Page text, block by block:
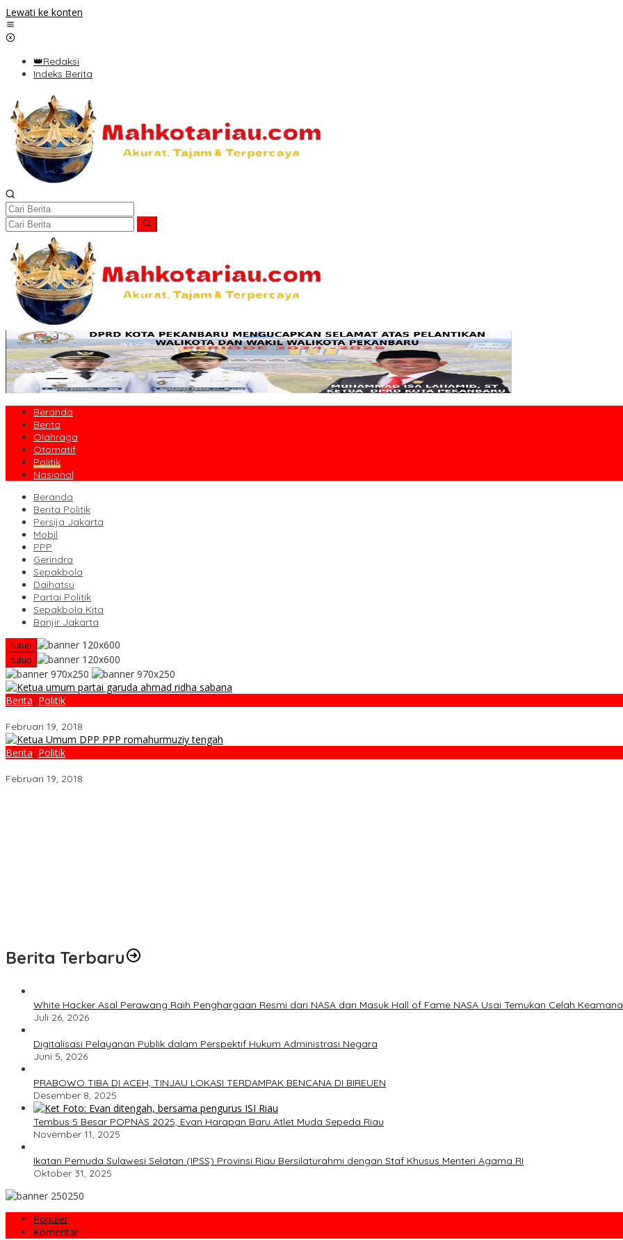
Lewati ke konten
👑Redaksi
Indeks Berita
Beranda
Berita
Olahraga
Otomatif
Politik
Nasional
Beranda
Berita Politik
Persija Jakarta
Mobil
PPP
Gerindra
Sepakbola
Daihatsu
Partai Politik
Sepakbola Kita
Banjir Jakarta
tutup
tutup
Berita, Politik
Februari 19, 2018
Berita, Politik
Februari 19, 2018
Berita Terbaru
White Hacker Asal Perawang Raih Penghargaan Resmi dari NASA dan Masuk Hall of Fame NASA Usai Temukan Celah
Juli 26, 2026
Digitalisasi Pelayanan Publik dalam Perspektif Hukum Administrasi Negara
Juni 5, 2026
PRABOWO TIBA DI ACEH, TINJAU LOKASI TERDAMPAK BENCANA DI BIREUEN
Desember 8, 2025
Tembus 5 Besar POPNAS 2025, Evan Harapan Baru Atlet Muda Sepeda Riau
November 11, 2025
Ikatan Pemuda Sulawesi Selatan (IPSS) Provinsi Riau Bersilaturahmi dengan Staf Khusus Menteri Agama RI
Oktober 31, 2025
Populer
Komentar